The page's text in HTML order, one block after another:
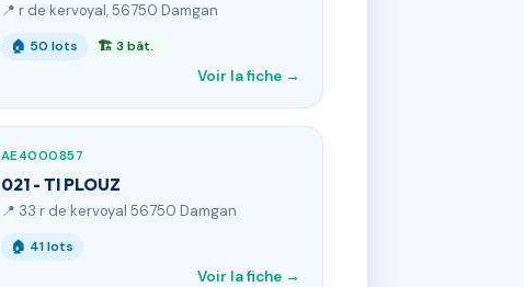
📍 r de kervoyal, 56750 Damgan
🏠 50 lots 🏗 3 bât.
Voir la fiche →
AE4000857
021 - TI PLOUZ
📍 33 r de kervoyal 56750 Damgan
🏠 41 lots
Voir la fiche →